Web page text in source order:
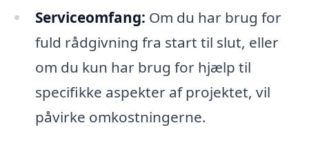
Serviceomfang: Om du har brug for
fuld rådgivning fra start til slut, eller
om du kun har brug for hjælp til
specifikke aspekter af projektet, vil
påvirke omkostningerne.